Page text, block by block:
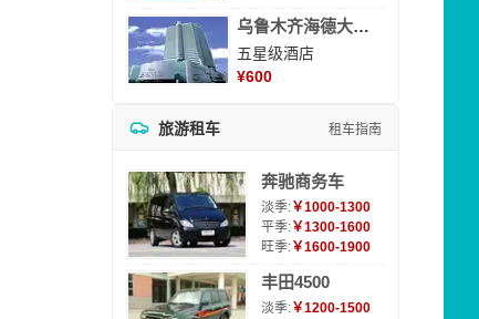
乌鲁木齐海德大酒店
五星级酒店
¥600
旅游租车 租车指南
奔驰商务车
淡季:￥1000-1300
平季:￥1300-1600
旺季:￥1600-1900
丰田4500
淡季:￥1200-1500